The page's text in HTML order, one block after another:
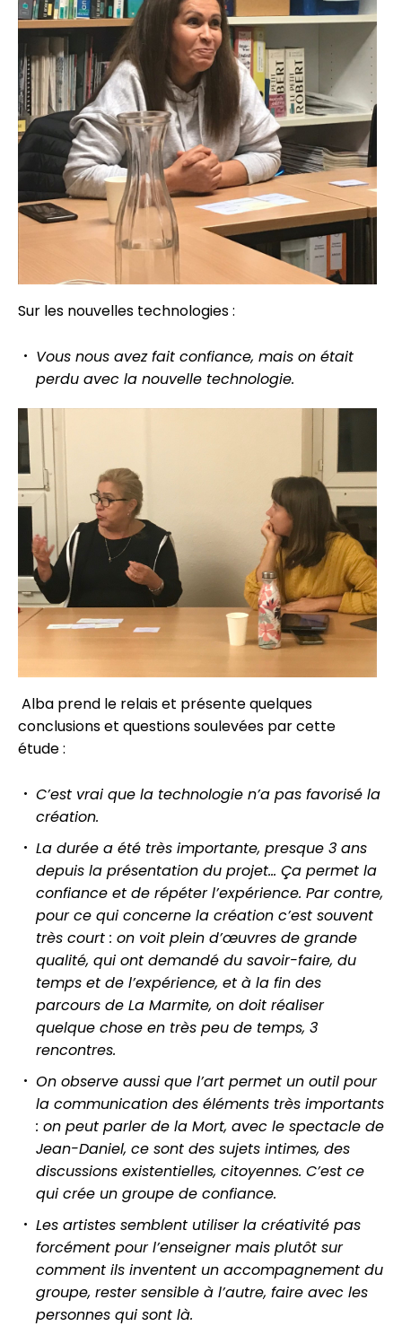
Sur les nouvelles technologies :
Vous nous avez fait confiance, mais on était
perdu avec la nouvelle technologie.
Alba prend le relais et présente quelques
conclusions et questions soulevées par cette
étude :
C’est vrai que la technologie n’a pas favorisé la
création.
La durée a été très importante, presque 3 ans
depuis la présentation du projet… Ça permet la
confiance et de répéter l’expérience. Par contre,
pour ce qui concerne la création c’est souvent
très court : on voit plein d’œuvres de grande
qualité, qui ont demandé du savoir-faire, du
temps et de l’expérience, et à la fin des
parcours de La Marmite, on doit réaliser
quelque chose en très peu de temps, 3
rencontres.
On observe aussi que l’art permet un outil pour
la communication des éléments très importants
: on peut parler de la Mort, avec le spectacle de
Jean-Daniel, ce sont des sujets intimes, des
discussions existentielles, citoyennes. C’est ce
qui crée un groupe de confiance.
Les artistes semblent utiliser la créativité pas
forcément pour l’enseigner mais plutôt sur
comment ils inventent un accompagnement du
groupe, rester sensible à l’autre, faire avec les
personnes qui sont là.